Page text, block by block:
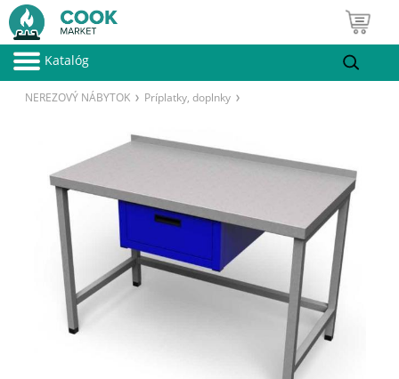
Katalóg
NEREZOVÝ NÁBYTOK Príplatky, doplnky